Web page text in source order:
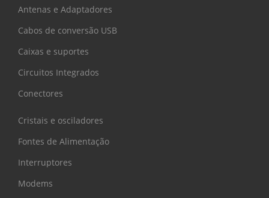
Antenas e Adaptadores
Cabos de conversão USB
Caixas e suportes
Circuitos Integrados
Conectores
Cristais e osciladores
Fontes de Alimentação
Interruptores
Modems